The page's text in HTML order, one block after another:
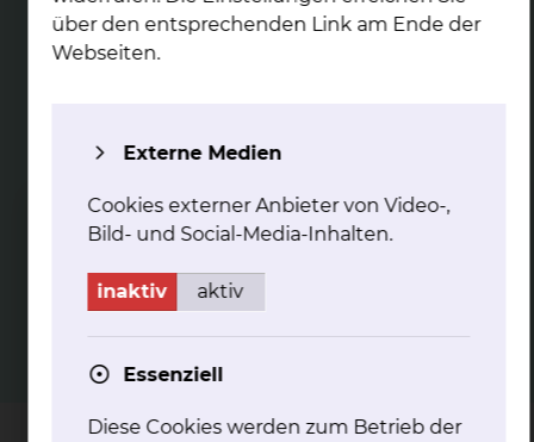
mehr
Still­be­ra­tung
Neugeborenes stillen wollen.
mehr
über den entsprechenden Link am Ende der
Webseiten.
Externe Medien
Cookies externer Anbieter von Video-,
Bild- und Social-Media-Inhalten.
inaktiv aktiv
Essenziell
Diese Cookies werden zum Betrieb der